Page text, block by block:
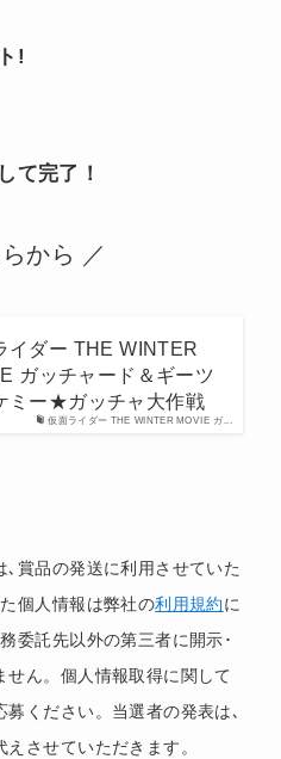
!
て完了！
から ／
仮面ライダー THE WINTER MOVIE ガ...
イダー THE WINTER
ガッチャード＆ギーツ
ミー★ガッチャ大作戦
､賞品の発送に利用させていた
個人情報は弊社の利用規約に
委託先以外の第三者に開示･
ん。個人情報取得に関して
ください。当選者の発表は､
させていただきます。